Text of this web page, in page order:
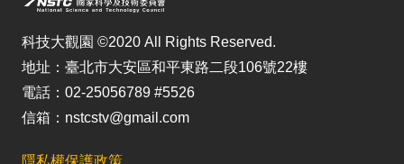
科技大觀園 ©2020 All Rights Reserved.
地址：臺北市大安區和平東路二段106號22樓
電話：02-25056789 #5526
信箱：nstcstv@gmail.com
隱私權保護政策